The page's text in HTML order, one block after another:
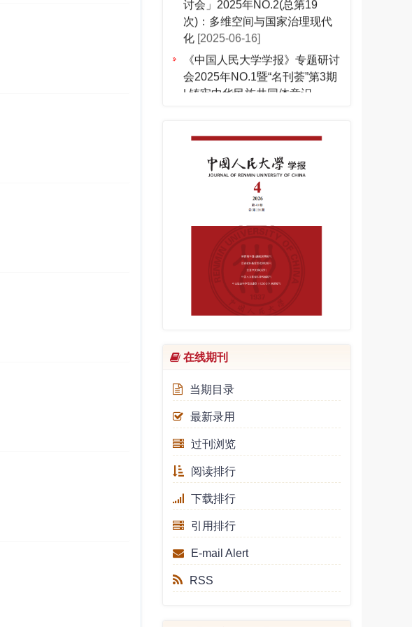
次)：多维空间与国家治理现代
化 [2025-06-16]
《中国人民大学学报》专题研讨
会2025年NO.1暨“名刊荟”第3期
| 铸牢中华民族共同体意识
讨会」2024年NO.3(总第17
次)：自我与意识[2024-11-21]
【会议通知】「人大学报专题研
讨会」|2024年NO.2(总第16
次）：国学·汉学·古典学
【会议通知】「人大学报专题研
讨会」|2024年NO.1(总第15
次）：中国式农业现代化的法治
[2023-09-26]
【会议通知】「人大学报专题研
讨会」|2023年NO.2(总第14
次）：古代法律文献的重要发现
张家山M336律令简研究专题
[2023-08-01]
在线期刊
当期目录
最新录用
过刊浏览
阅读排行
下载排行
引用排行
E-mail Alert
RSS